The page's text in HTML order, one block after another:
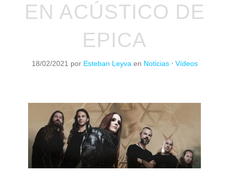
EN ACÚSTICO DE
EPICA
18/02/2021 por Esteban Leyva en Noticias⋅ Vídeos